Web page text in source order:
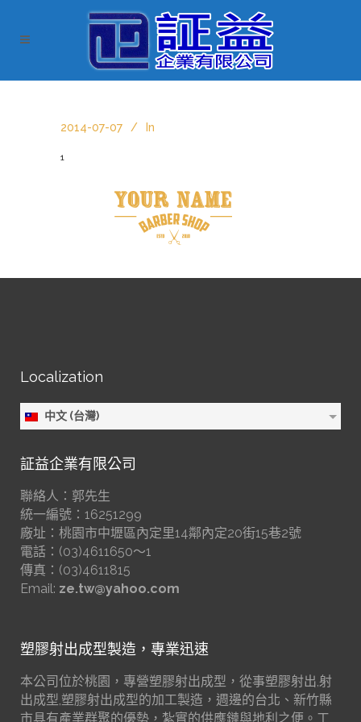
2014-07-07 In
1
Localization
中文 (台灣)
証益企業有限公司
聯絡人：郭先生
統一編號：16251299
廠址：桃園市中壢區內定里14鄰內定20街15巷2號
電話：(03)4611650～1
傳真：(03)4611815
Email: ze.tw@yahoo.com
塑膠射出成型製造，專業迅速
本公司位於桃園，專營塑膠射出成型，從事塑膠射出,射
出成型,塑膠射出成型的加工製造，週邊的台北、新竹縣
市具有產業群聚的優勢，紮實的供應鏈與地利之便。工